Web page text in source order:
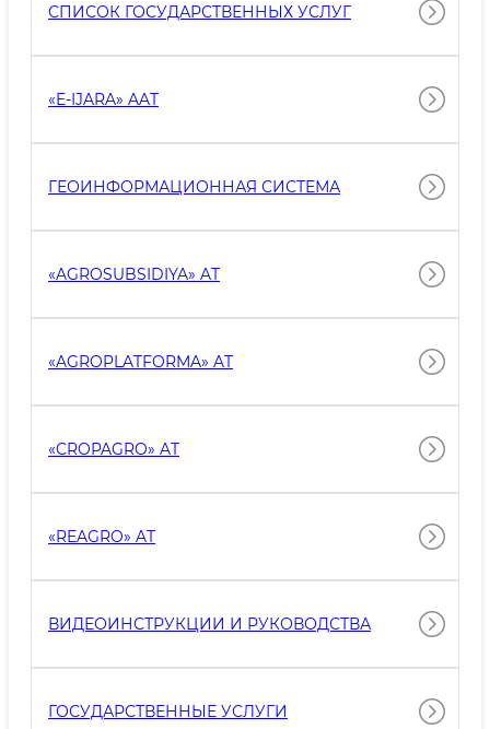
СПИСОК ГОСУДАРСТВЕННЫХ УСЛУГ
«E-IJARA» AAT
ГЕОИНФОРМАЦИОННАЯ СИСТЕМА
«AGROSUBSIDIYA» AT
«AGROPLATFORMA» AT
«CROPAGRO» AT
«REAGRO» AT
ВИДЕОИНСТРУКЦИИ И РУКОВОДСТВА
ГОСУДАРСТВЕННЫЕ УСЛУГИ